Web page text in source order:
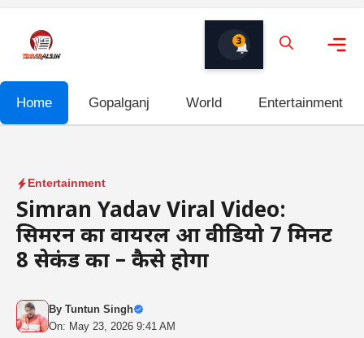
content
3
Home Gopalganj World Entertainment
Entertainment
Simran Yadav Viral Video:
सिमरन का वायरल हुआ वीडियो 7 मिनट
8 सेकंड का – कैसे होगा
By Tuntun Singh
On: May 23, 2026 9:41 AM